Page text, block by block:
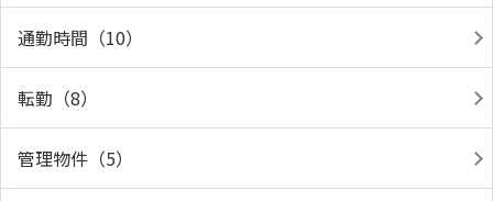
通勤時間（10）
転勤（8）
管理物件（5）